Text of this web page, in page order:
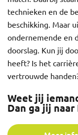
technieken en de
beschikking. Maar
ondernemende en
doorslag. Kun jij
heeft? Is het
vertrouwde
Weet jij
Dan ga jij naar